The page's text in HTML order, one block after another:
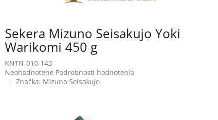
Sekera Mizuno Seisakujo Yoki
Warikomi 450 g
KNTN-010-143
Priemerné
hodnotenie
Neohodnotené Podrobnosti hodnotenia
Značka: Mizuno Seisakujo